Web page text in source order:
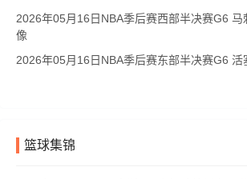
2026年05月16日NBA季后赛西部半决赛G6
像
2026年05月16日NBA季后赛东部半决赛G6 活
篮球集锦